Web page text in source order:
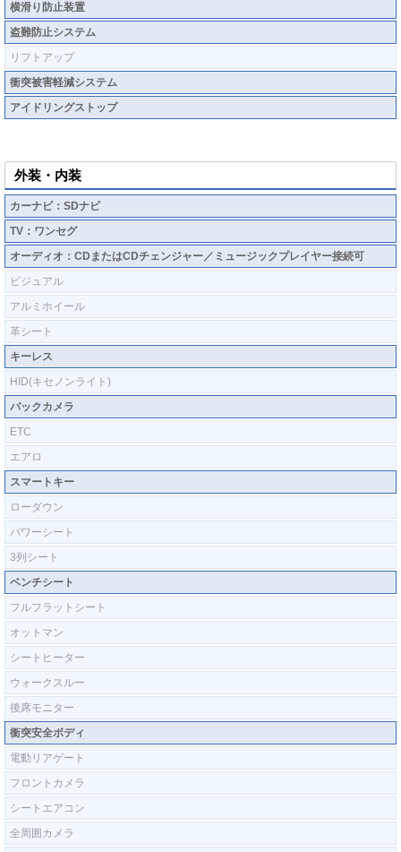
横滑り防止装置
盗難防止システム
リフトアップ
衝突被害軽減システム
アイドリングストップ
外装・内装
カーナビ：SDナビ
TV：ワンセグ
オーディオ：CDまたはCDチェンジャー／ミュージックプレイヤー接続可
ビジュアル
アルミホイール
革シート
キーレス
HID(キセノンライト)
バックカメラ
ETC
エアロ
スマートキー
ローダウン
パワーシート
3列シート
ベンチシート
フルフラットシート
オットマン
シートヒーター
ウォークスルー
後席モニター
衝突安全ボディ
電動リアゲート
フロントカメラ
シートエアコン
全周囲カメラ